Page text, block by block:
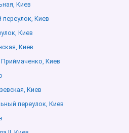
Киев
Киев
Киев
Киев
Киев
Киев
переулок, Киев